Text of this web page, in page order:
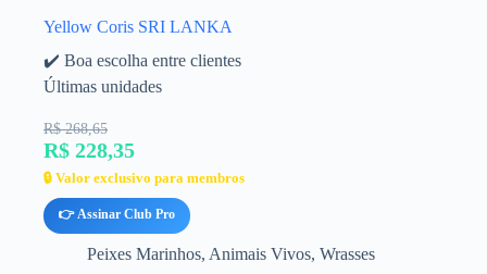
Yellow Coris SRI LANKA
✔️ Boa escolha entre clientes
Últimas unidades
R$ 268,65
R$ 228,35
🔒 Valor exclusivo para membros
👉 Assinar Club Pro
Peixes Marinhos, Animais Vivos, Wrasses